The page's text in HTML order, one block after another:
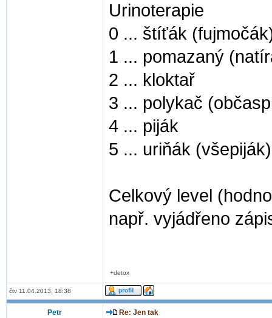
Urinoterapie
0 ... štíťák
1 ... pomazaný
2 ... kloktař
3 ... polykač
4 ... piják
5 ... uriňák (všepiják)
Celkový level
např. vyjádřeno
+detox
čtv 11.04.2013, 18:38
Petr Re: Jen tak